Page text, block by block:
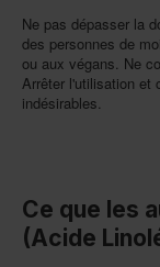
Ne pas dépasser la
des personnes de
ou aux végans. Ne
Arrêter l'utilisation et
indésirables.
Ce que les
(Acide